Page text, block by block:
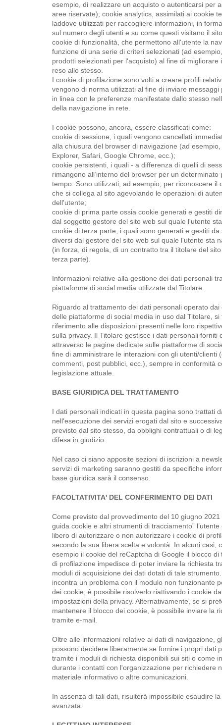
esempio, di realizzare un acquisto o autenticarsi per
aree riservate); cookie analytics, assimilati ai cookie
laddove utilizzati per raccogliere informazioni, in
sul numero degli utenti e su come questi visitano il
cookie di funzionalità, che permettono all'utente la
funzione di una serie di criteri selezionati (ad
prodotti selezionati per l'acquisto) al fine di migliorare
reso allo stesso.
I cookie di profilazione sono volti a creare profili
vengono di norma utilizzati al fine di inviare messaggi
in linea con le preferenze manifestate dallo stesso
della navigazione in rete.
I cookie possono, ancora, essere classificati come:
cookie di sessione, i quali vengono cancellati
alla chiusura del browser di navigazione (ad
Explorer, Safari, Google Chrome, ecc.);
cookie persistenti, i quali - a differenza di quelli di
rimangono all’interno del browser per un determinato
tempo. Sono utilizzati, ad esempio, per riconoscere il
che si collega al sito agevolando le operazioni di
dell'utente;
cookie di prima parte ossia cookie generati e gestiti
dal soggetto gestore del sito web sul quale l'utente
cookie di terza parte, i quali sono generati e gestiti da
diversi dal gestore del sito web sul quale l'utente sta
(in forza, di regola, di un contratto tra il titolare del
terza parte).
Informazioni relative alla gestione dei dati personali
piattaforme di social media utilizzate dal Titolare.
Riguardo al trattamento dei dati personali operato dai
delle piattaforme di social media in uso dal Titolare, si
riferimento alle disposizioni presenti nelle loro
sulla privacy. Il Titolare gestisce i dati personali forniti
attraverso le pagine dedicate sulle piattaforme di
fine di amministrare le interazioni con gli utenti/clienti
commenti, post pubblici, ecc.), sempre in conformità
legislazione attuale.
BASE GIURIDICA DEL TRATTAMENTO
I dati personali indicati in questa pagina sono trattati
nell'esecuzione dei servizi erogati dal sito e
previsto dal sito stesso, da obblighi contrattuali o di
difesa in giudizio.
Nel caso ci siano apposite sezioni di iscrizioni a
servizi di marketing saranno gestiti da specifiche
base giuridica sarà il consenso.
FACOLTATIVITA' DEL CONFERIMENTO DEI DATI
Come previsto dal provvedimento del 10 giugno 2021
guida cookie e altri strumenti di tracciamento” l’utente
libero di autorizzare o non autorizzare i cookie di
secondo la sua libera scelta e volontà. In alcuni casi,
esempio il cookie del reCaptcha di Google il blocco di
di profilazione impedisce di poter inviare la richiesta
moduli di acquisizione dei dati dotati di tale
incontra un problema con il modulo non funzionante
dei cookie, è possibile risolverlo riattivando i cookie
impostazioni della privacy. Alternativamente, se si
mantenere il blocco dei cookie, è possibile inviare la
tramite e-mail.
Oltre alle informazioni relative ai dati di navigazione,
possono decidere liberamente se fornire i propri dati
tramite i moduli di richiesta disponibili sui siti o come
durante i contatti con l'organizzazione per richiedere
materiale informativo o altre comunicazioni.
In assenza di tali dati, risulterà impossibile esaudire
avanzata.